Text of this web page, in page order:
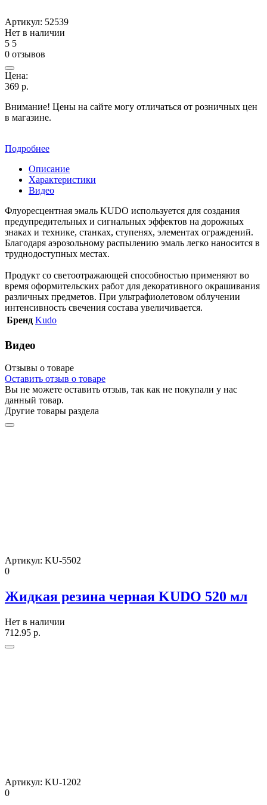
Артикул: 52539
Нет в наличии
5 5
0 отзывов
Цена:
369 р.
Внимание! Цены на сайте могу отличаться от розничных цен
в магазине.
Подробнее
Описание
Характеристики
Видео
Флуоресцентная эмаль KUDO используется для создания
предупредительных и сигнальных эффектов на дорожных
знаках и технике, станках, ступенях, элементах ограждений.
Благодаря аэрозольному распылению эмаль легко наносится в
труднодоступных местах.
Продукт со светоотражающей способностью применяют во
время оформительских работ для декоративного окрашивания
различных предметов. При ультрафиолетовом облучении
интенсивность свечения состава увеличивается.
Бренд Kudo
Видео
Отзывы о товаре
Оставить отзыв о товаре
Вы не можете оставить отзыв, так как не покупали у нас
данный товар.
Другие товары раздела
Артикул: KU-5502
0
Жидкая резина черная KUDO 520 мл
Нет в наличии
712.95 р.
Артикул: KU-1202
0